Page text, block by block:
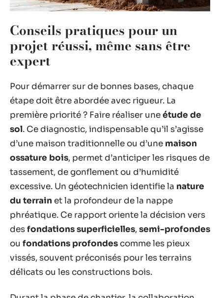
Conseils pratiques pour un
projet réussi, même sans être
expert
Pour démarrer sur de bonnes bases, chaque
étape doit être abordée avec rigueur. La
première priorité ? Faire réaliser uneétude de
sol. Ce diagnostic, indispensable qu’il s’agisse
d’une maison traditionnelle ou d’une maison
ossature bois, permet d’anticiper les risques de
tassement, de gonflement ou d’humidité
excessive. Un géotechnicien identifie la nature
du terrain et la profondeur de la nappe
phréatique. Ce rapport oriente la décision vers
desfondations superficielles,semi-profondes
ou fondations profondes comme les pieux
vissés, souvent préconisés pour les terrains
délicats ou les constructions bois.